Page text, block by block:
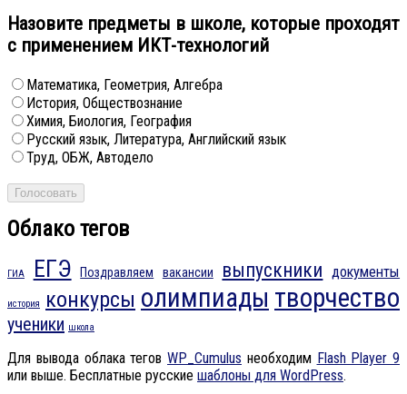
Назовите предметы в школе, которые проходят
с применением ИКТ-технологий
Математика, Геометрия, Алгебра
История, Обществознание
Химия, Биология, География
Русский язык, Литература, Английский язык
Труд, ОБЖ, Автодело
Облако тегов
ГИА ЕГЭ Поздравляем вакансии выпускники документы
история конкурсы олимпиады творчество
ученики школа
Для вывода облака тегов WP_Cumulus необходим Flash Player 9
или выше. Бесплатные русские шаблоны для WordPress.